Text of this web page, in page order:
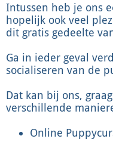
Intussen heb je ons
hopelijk ook veel
dit gratis gedeelte
Ga in ieder geval
socialiseren van de
Dat kan bij ons,
verschillende
Online